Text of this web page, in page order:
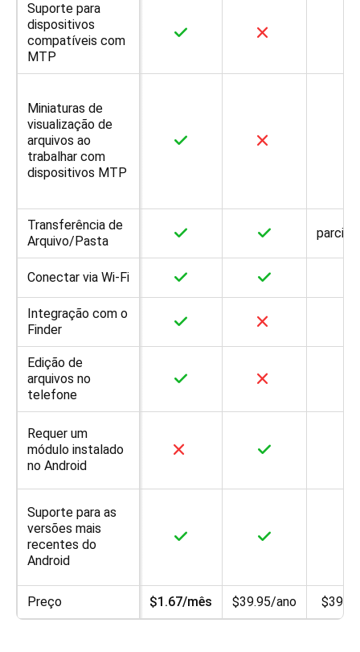
Suporte para
dispositivos
compatíveis com
MTP
Miniaturas de
visualização de
arquivos ao
trabalhar com
dispositivos MTP
Transferência de
Arquivo/Pasta
Conectar via Wi-Fi
Integração com o
Finder
Edição de
arquivos no
telefone
Requer um
módulo instalado
no Android
Suporte para as
versões mais
recentes do
Android
Preço $1.67/mês $39.95/ano